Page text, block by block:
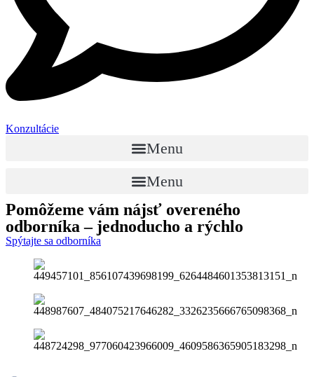
Konzultácie
Menu
Menu
Pomôžeme vám nájsť overeného
odborníka– jednoducho a rýchlo
Spýtajte sa odborníka